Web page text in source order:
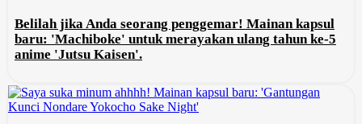
Belilah jika Anda seorang penggemar! Mainan kapsul
baru: 'Machiboke' untuk merayakan ulang tahun ke-5
anime 'Jutsu Kaisen'.